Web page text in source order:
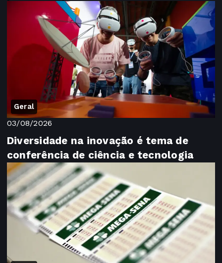
Geral
03/08/2026
Diversidade na inovação é tema de
conferência de ciência e tecnologia